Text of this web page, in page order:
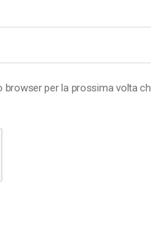
browser per la prossima volta